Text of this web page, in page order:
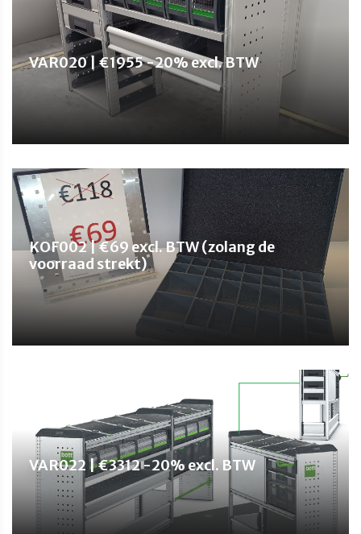
VAR020 | €1955 -20% excl. BTW
KOF002 | €69 excl. BTW (zolang de
voorraad strekt)
VAR022 | €3312 -20% excl. BTW